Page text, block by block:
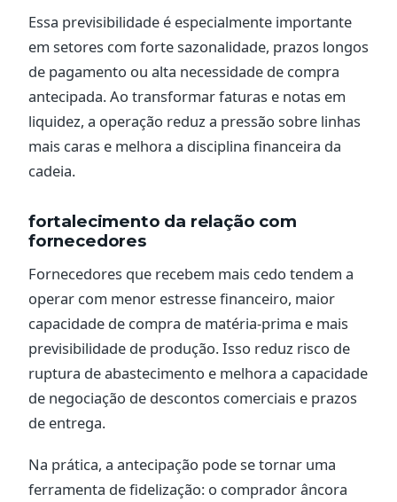
Essa previsibilidade é especialmente importante
em setores com forte sazonalidade, prazos longos
de pagamento ou alta necessidade de compra
antecipada. Ao transformar faturas e notas em
liquidez, a operação reduz a pressão sobre linhas
mais caras e melhora a disciplina financeira da
cadeia.
fortalecimento da relação com
fornecedores
Fornecedores que recebem mais cedo tendem a
operar com menor estresse financeiro, maior
capacidade de compra de matéria-prima e mais
previsibilidade de produção. Isso reduz risco de
ruptura de abastecimento e melhora a capacidade
de negociação de descontos comerciais e prazos
de entrega.
Na prática, a antecipação pode se tornar uma
ferramenta de fidelização: o comprador âncora